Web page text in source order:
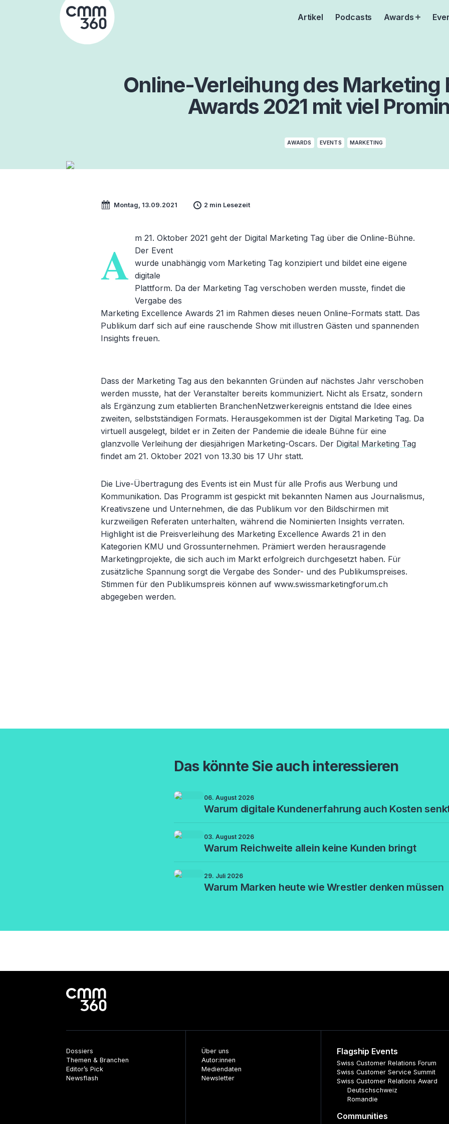
Artikel Podcasts Awards Open
Online-Verleihung des Marketing
Awards 2021 mit viel
AWARDS EVENTS MARKETING
Montag, 13.09.2021 2 min Lesezeit
A
m 21. Oktober 2021 geht der Digital Marketing Tag über die Online-Bühne.
Der Event
wurde unabhängig vom Marketing Tag konzipiert und bildet eine eigene
digitale
Plattform. Da der Marketing Tag verschoben werden musste, findet die
Vergabe des
Marketing Excellence Awards 21 im Rahmen dieses neuen Online-Formats statt. Das
Publikum darf sich auf eine rauschende Show mit illustren Gästen und spannenden
Insights freuen.
Dass der Marketing Tag aus den bekannten Gründen auf nächstes Jahr verschoben
werden musste, hat der Veranstalter bereits kommuniziert. Nicht als Ersatz, sondern
als Ergänzung zum etablierten BranchenNetzwerkereignis entstand die Idee eines
zweiten, selbstständigen Formats. Herausgekommen ist der Digital Marketing Tag. Da
virtuell ausgelegt, bildet er in Zeiten der Pandemie die ideale Bühne für eine
glanzvolle Verleihung der diesjährigen Marketing-Oscars. Der Digital Marketing Tag
findet am 21. Oktober 2021 von 13.30 bis 17 Uhr statt.
Die Live-Übertragung des Events ist ein Must für alle Profis aus Werbung und
Kommunikation. Das Programm ist gespickt mit bekannten Namen aus Journalismus,
Kreativszene und Unternehmen, die das Publikum vor den Bildschirmen mit
kurzweiligen Referaten unterhalten, während die Nominierten Insights verraten.
Highlight ist die Preisverleihung des Marketing Excellence Awards 21 in den
Kategorien KMU und Grossunternehmen. Prämiert werden herausragende
Marketingprojekte, die sich auch im Markt erfolgreich durchgesetzt haben. Für
zusätzliche Spannung sorgt die Vergabe des Sonder- und des Publikumspreises.
Stimmen für den Publikumspreis können auf www.swissmarketingforum.ch
abgegeben werden.
Das könnte Sie auch interessieren
06. August 2026
Warum digitale Kundenerfahrung auch Kosten
03. August 2026
Warum Reichweite allein keine Kunden bringt
29. Juli 2026
Warum Marken heute wie Wrestler denken müssen
Dossiers
Themen & Branchen
Editor’s Pick
Newsflash
Über uns
Autor:innen
Mediendaten
Newsletter
Flagship Events
Swiss Customer Relations Forum
Swiss Customer Service Summit
Swiss Customer Relations Award
Deutschschweiz
Romandie
Communities